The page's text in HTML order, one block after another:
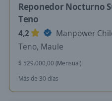
Reponedor Nocturno
Teno
4,2
Manpower
Teno, Maule
$ 529.000,00 (Mensual)
Más de 30 días